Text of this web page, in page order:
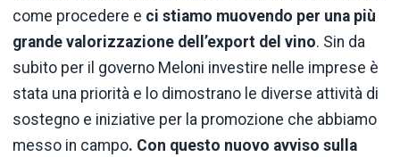
come procedere e ci stiamo muovendo per una più
grande valorizzazione dell’export del vino. Sin da
subito per il governo Meloni investire nelle imprese è
stata una priorità e lo dimostrano le diverse attività di
sostegno e iniziative per la promozione che abbiamo
messo in campo. Con questo nuovo avviso sulla